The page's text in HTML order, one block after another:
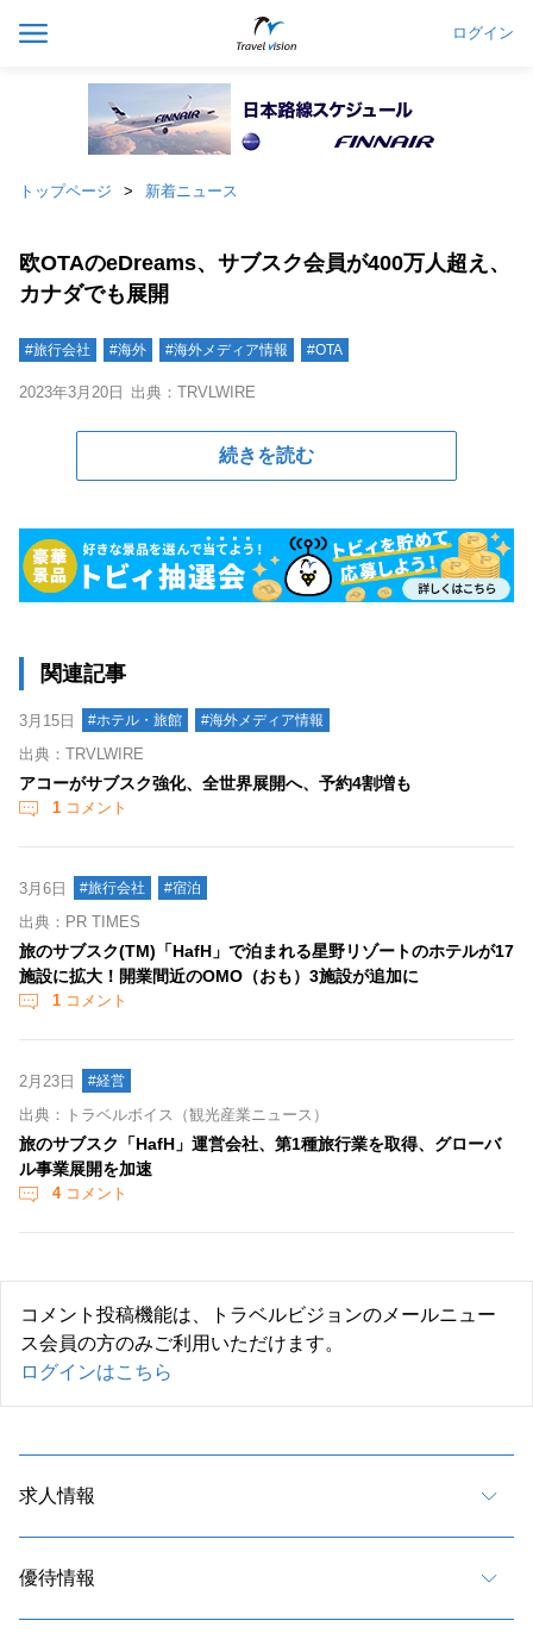
ログイン
トップページ 新着ニュース
欧OTAのeDreams、サブスク会員が400万人超え、
カナダでも展開
#旅行会社 #海外 #海外メディア情報 #OTA
2023年3月20日 出典：TRVLWIRE
続きを読む
関連記事
3月15日 #ホテル・旅館 #海外メディア情報
出典：TRVLWIRE
アコーがサブスク強化、全世界展開へ、予約4割増も
1 コメント
3月6日 #旅行会社 #宿泊
出典：PR TIMES
旅のサブスク(TM)「HafH」で泊まれる星野リゾートのホテルが17
施設に拡大！開業間近のOMO（おも）3施設が追加に
1 コメント
2月23日 #経営
出典：トラベルボイス（観光産業ニュース）
旅のサブスク「HafH」運営会社、第1種旅行業を取得、グローバ
ル事業展開を加速
4コメント
コメント投稿機能は、トラベルビジョンのメールニュー
ス会員の方のみご利用いただけます。
ログインはこちら
求人情報
優待情報